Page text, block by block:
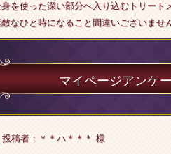
を使った深い部分へ入り込むトリート
なひと時になること間違いございませ
マイページアンケ
投稿者：＊＊ハ＊＊＊ 様